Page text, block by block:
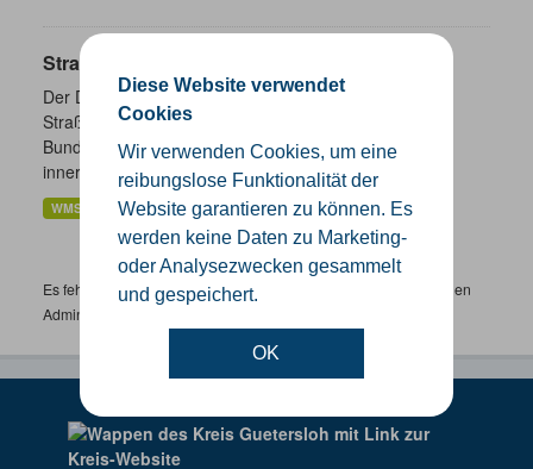
Diese Website verwendet
Cookies
Wir verwenden Cookies, um eine
reibungslose Funktionalität der
Website garantieren zu können. Es
werden keine Daten zu Marketing-
oder Analysezwecken gesammelt
und gespeichert.
OK
Straßennetz NRW
Der Datenbestand wird vorgehalten für die öffentlichen
Straßen der Straßenklassen Bundesautobahnen,
Bundesstraßen, Landesstraßen und Kreisstraßen, die
innerhalb des Bundeslandes...
WMS
Es fehlen spezifische Datensätze? Wenden Sie sich bitte an einen
Administrator unter: